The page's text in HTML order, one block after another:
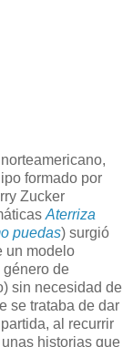
formado por
Zucker
Aterriza
puedas) surgió
un modelo
género de
sin necesidad de
se trataba de dar
al recurrir
historias que